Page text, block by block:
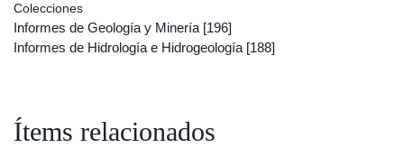
Colecciones
Informes de Geología y Minería [196]
Informes de Hidrología e Hidrogeología [188]
Ítems relacionados